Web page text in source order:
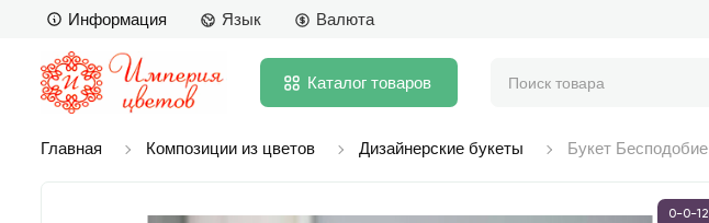
Информация Язык Валюта
Каталог товаров
Главная Композиции из цветов Дизайнерские букеты Букет Бесподобие
0-0-12